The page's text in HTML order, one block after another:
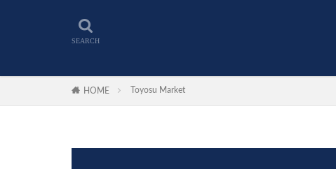
HOME Toyosu Market